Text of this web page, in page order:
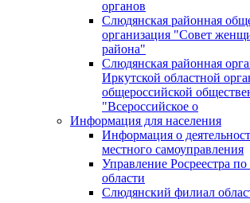
органов
Слюдянская районная
организация "Совет
района"
Слюдянская районная
Иркутской областной
общероссийской
"Всероссийское о
Информация для населения
Информация о
местного самоуправления
Управление Росреестра
области
Слюдянский филиал